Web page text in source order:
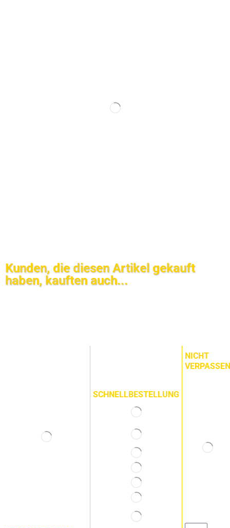
Kunden, die diesen Artikel gekauft
haben, kauften auch...
SCHNELLBESTELLUNG
NICHT
VERPASSEN